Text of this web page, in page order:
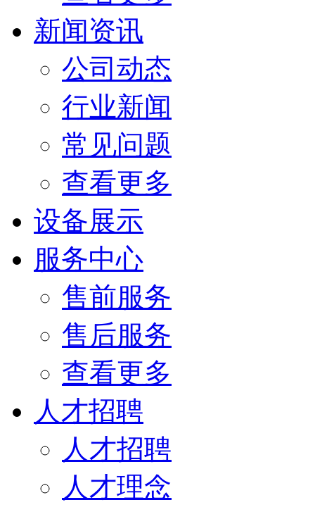
新闻资讯
公司动态
行业新闻
常见问题
查看更多
设备展示
服务中心
售前服务
售后服务
查看更多
人才招聘
人才招聘
人才理念